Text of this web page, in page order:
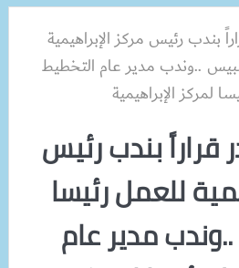
قراراً بندب رئيس
للعمل رئيسا
مدير عام